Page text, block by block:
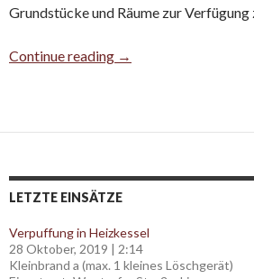
Grundstücke und Räume zur Verfügung
Continue reading „Roter Hahn“ hält
→
LETZTE EINSÄTZE
Verpuffung in Heizkessel
28 Oktober, 2019 | 2:14
Kleinbrand a (max. 1 kleines Löschgerät)